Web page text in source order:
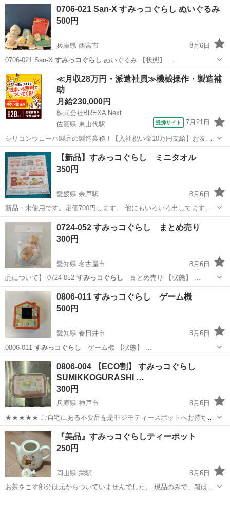
神奈川 横浜市 すみっコぐらし
0706-021 San-X すみっコぐらし ぬいぐるみ
500円
兵庫県 西宮市
8月6日
0706-021 San-X すみっコぐらし ぬいぐるみ 【状態】 …
兵庫 西宮市 おもちゃ San
≪月収28万円・派遣社員≫機械操作・製造補
助
月給230,000円
株式会社BREXA Next
佐賀県 東山代駅
提携サイト 7月21日
シリコンウェーハ製品の製造業務！【入社祝い金10万円支給】お友達
やカップルとの応募OK◎年間休日129日＆休出なしでプライベート充
実♪業務はクリーンルームで快適作業◎自社正社員登用制度あり★1食
300円～の格安食堂あり！《佐...
佐賀 伊万里市 東山代駅 その他
【新品】すみっコぐらし ミニタオル
350円
愛媛県 余戸駅
8月6日
新品・未使用です。定価700円します。 他にもいろいろ出してますの
で、見ていって下さい(*^^*)
愛媛 松山市 キッズ用品 すみっコぐらし
0724-052 すみっコぐらし まとめ売り
300円
愛知県 名古屋市
8月6日
品について】 0724-052 すみっコぐらし まとめ売り 【状態】 …
愛知 名古屋市 おもちゃ すみっコぐらし
0806-011 すみっコぐらし ゲーム機
500円
愛知県 春日井市
8月6日
0806-011 すみっコぐらし ゲーム機 【状態】 …
愛知 春日井市 おもちゃ すみっコぐらし
0806-004 【ECO割】 すみっコぐらし
SUMIKKOGURASHI …
300円
兵庫県 神戸市
8月6日
★★★★★ ご自宅にある不要品を是非ジモティースポットへお持ち込
みしませんか？ 家電、趣味・スポーツ・レジャー用品、こども用品、
衣料服飾品、生活雑貨、家具、本、CD・DVDなどが無料でまとめて持
ち込めます！ ※詳細はこ...
兵庫 神戸市 家庭用品 すみっコぐらし
『美品』すみっコぐらしティーポット
250円
岡山県 栄駅
8月6日
お茶をこす部分は元からついていませんでした。 現品のみで、箱はあ